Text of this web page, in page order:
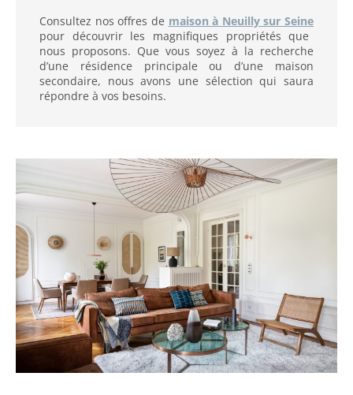
Consultez nos offres de maison à Neuilly sur Seine
pour découvrir les magnifiques propriétés que
nous proposons. Que vous soyez à la recherche
d’une résidence principale ou d’une maison
secondaire, nous avons une sélection qui saura
répondre à vos besoins.